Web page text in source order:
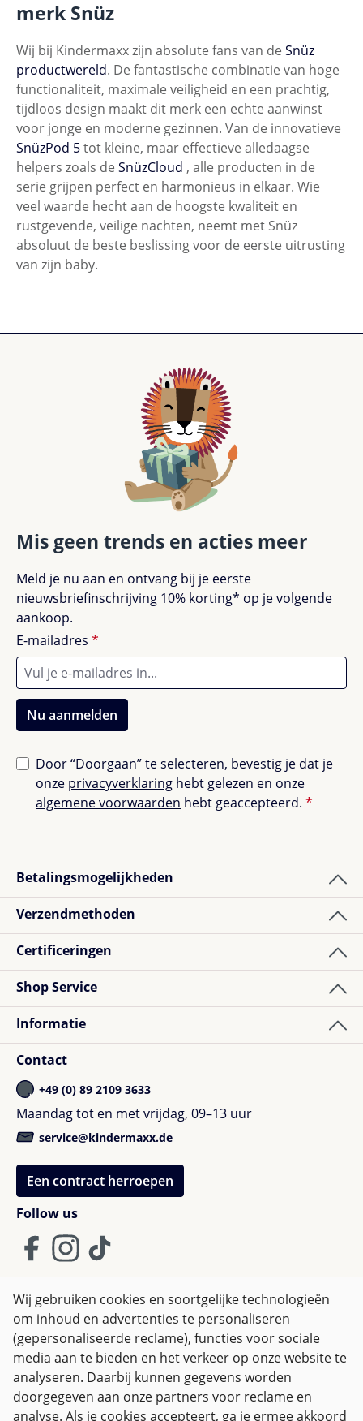
merk Snüz
Wij bij Kindermaxx zijn absolute fans van de Snüz
productwereld. De fantastische combinatie van hoge
functionaliteit, maximale veiligheid en een prachtig,
tijdloos design maakt dit merk een echte aanwinst
voor jonge en moderne gezinnen. Van de innovatieve
SnüzPod 5tot kleine, maar effectieve alledaagse
helpers zoals de SnüzCloud , alle producten in de
serie grijpen perfect en harmonieus in elkaar. Wie
veel waarde hecht aan de hoogste kwaliteit en
rustgevende, veilige nachten, neemt met Snüz
absoluut de beste beslissing voor de eerste uitrusting
van zijn baby.
Mis geen trends en acties meer
Meld je nu aan en ontvang bij je eerste
nieuwsbriefinschrijving 10% korting* op je volgende
aankoop.
E-mailadres *
Nu aanmelden
Door “Doorgaan” te selecteren, bevestig je dat je
onze privacyverklaring hebt gelezen en onze
algemene voorwaarden hebt geaccepteerd. *
Betalingsmogelijkheden
Verzendmethoden
Certificeringen
Follow us
Shop Service
Informatie
Contact
+49 (0) 89 2109 3633
Maandag tot en met vrijdag, 09–13 uur
service@kindermaxx.de
Een contract herroepen
Algemene Voorwaarden
Privacy policy & Cookies
Herroepingsrecht
Alle prijzen incl. btw plusverzendkosten en eventuele
Wij gebruiken cookies en soortgelijke technologieën
om inhoud en advertenties te personaliseren
(gepersonaliseerde reclame), functies voor sociale
media aan te bieden en het verkeer op onze website te
analyseren. Daarbij kunnen gegevens worden
doorgegeven aan onze partners voor reclame en
analyse. Als je cookies accepteert, ga je ermee akkoord